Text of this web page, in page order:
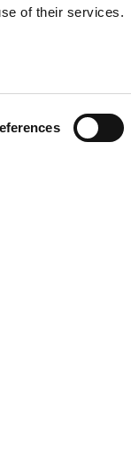
of their services.